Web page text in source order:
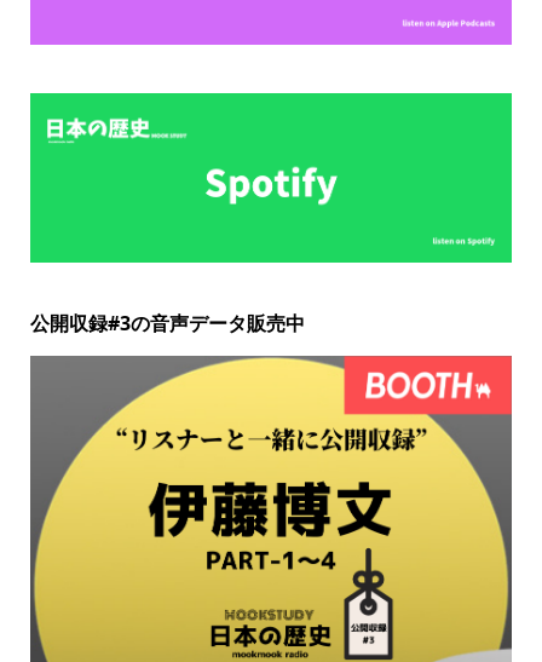
公開収録#3の音声データ販売中